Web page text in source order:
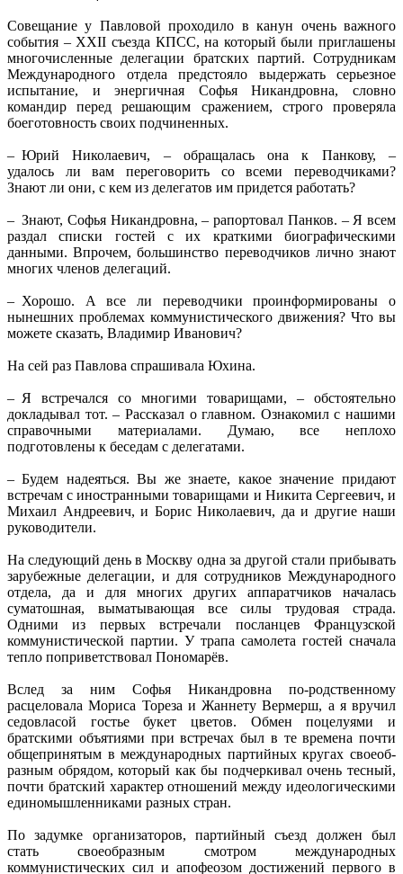
Совещание у Павловой проходило в канун очень важного
события – XXII съезда КПСС, на который были приглашены
многочисленные делегации братских партий. Сотрудникам
Международного отдела предстояло выдержать серьезное
испытание, и энергичная Софья Никандровна, словно
командир перед решающим сражением, строго проверяла
боеготовность своих подчиненных.
– Юрий Николаевич, – обращалась она к Панкову, –
удалось ли вам переговорить со всеми переводчиками?
Знают ли они, с кем из делегатов им придется работать?
– Знают, Софья Никандровна, – рапортовал Панков. – Я всем
раздал списки гостей с их краткими биографическими
данными. Впрочем, большинство переводчиков лично знают
многих членов делегаций.
– Хорошо. А все ли переводчики проинформированы о
нынешних проблемах коммунистического движения? Что вы
можете сказать, Владимир Иванович?
На сей раз Павлова спрашивала Юхина.
– Я встречался со многими товарищами, – обстоятельно
докладывал тот. – Рассказал о главном. Ознакомил с нашими
справочными материалами. Думаю, все неплохо
подготовлены к беседам с делегатами.
– Будем надеяться. Вы же знаете, какое значение придают
встречам с иностранными товарищами и Никита Сергеевич, и
Михаил Андреевич, и Борис Николаевич, да и другие наши
руководители.
На следующий день в Москву одна за другой стали прибывать
зарубежные делегации, и для сотрудников Международного
отдела, да и для многих других аппаратчиков началась
суматошная, выматывающая все силы трудовая страда.
Одними из первых встречали посланцев Французской
коммунистической партии. У трапа самолета гостей сначала
тепло поприветствовал Пономарёв.
Вслед за ним Софья Никандровна по-родственному
расцеловала Мориса Тореза и Жаннету Вермерш, а я вручил
седовласой гостье букет цветов. Обмен поцелуями и
братскими объятиями при встречах был в те времена почти
общепринятым в международных партийных кругах своеоб­
разным обрядом, который как бы подчеркивал очень тесный,
почти братский характер отношений между идео­логическими
единомышленниками разных стран.
По задумке организаторов, партийный съезд должен был
стать своеобразным смотром международных
коммунистических сил и апофеозом достижений первого в